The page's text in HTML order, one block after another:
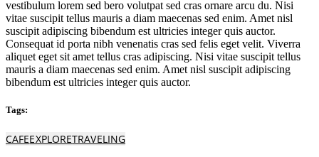
vestibulum lorem sed bero volutpat sed cras ornare arcu du. Nisi
vitae suscipit tellus mauris a diam maecenas sed enim. Amet nisl
suscipit adipiscing bibendum est ultricies integer quis auctor.
Consequat id porta nibh venenatis cras sed felis eget velit. Viverra
aliquet eget sit amet tellus cras adipiscing. Nisi vitae suscipit tellus
mauris a diam maecenas sed enim. Amet nisl suscipit adipiscing
bibendum est ultricies integer quis auctor.
Tags:
CAFEEXPLORETRAVELING